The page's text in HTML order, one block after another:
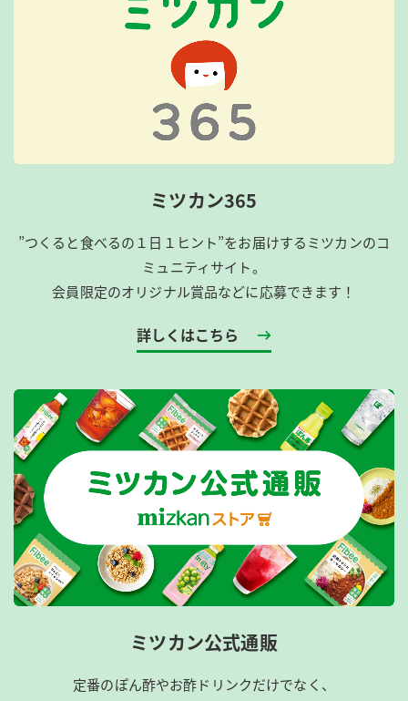
ミツカン365
”つくると食べるの１日１ヒント”をお届けするミツカンのコ
ミュニティサイト。
会員限定のオリジナル賞品などに応募できます！
詳しくはこちら
ミツカン公式通販
定番のぽん酢やお酢ドリンクだけでなく、